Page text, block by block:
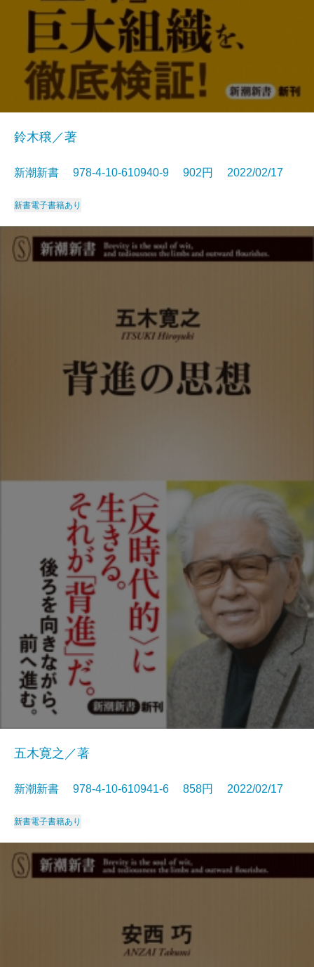
鈴木穣／著
新潮新書 978-4-10-610940-9 902円 2022/02/17
新書電子書籍あり
五木寛之／著
新潮新書 978-4-10-610941-6 858円 2022/02/17
新書電子書籍あり